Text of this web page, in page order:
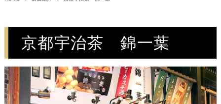
京都宇治茶 錦一葉